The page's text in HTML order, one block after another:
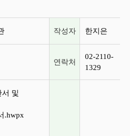
작성자 한지은
연락처
02-2110-
1329
및
.hwpx